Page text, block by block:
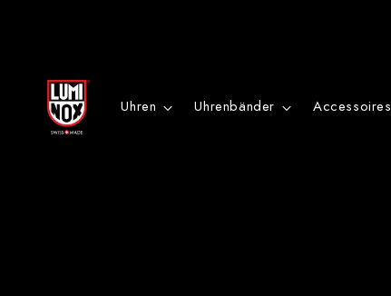
Uhren Uhrenbänder Accessoires
für
deine